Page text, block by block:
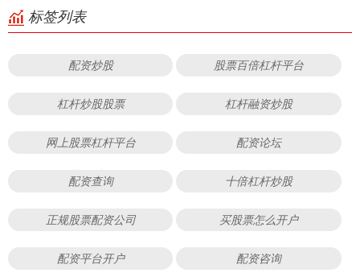
标签列表
配资炒股 股票百倍杠杆平台
杠杆炒股股票 杠杆融资炒股
网上股票杠杆平台 配资论坛
配资查询 十倍杠杆炒股
正规股票配资公司 买股票怎么开户
配资平台开户 配资咨询